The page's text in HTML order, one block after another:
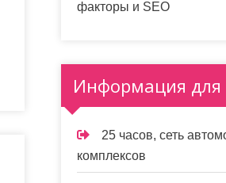
факторы и SEO
Информация для
25 часов, сеть
комплексов